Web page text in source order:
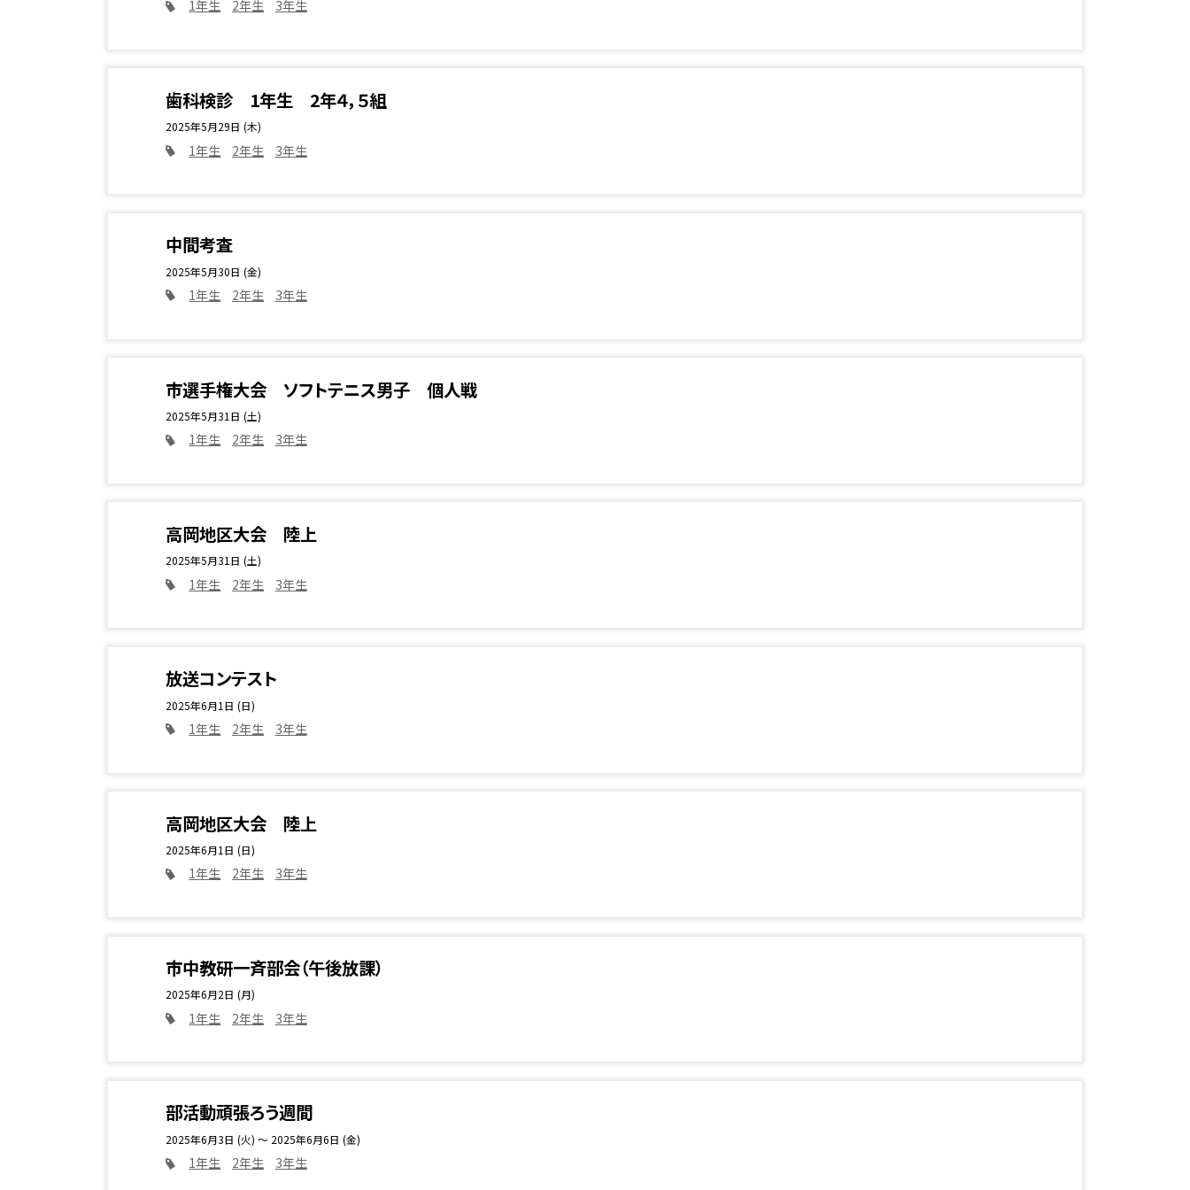
1年生 2年生 3年生
歯科検診 1年生 2年４，５組
2025年5月29日 (木)
1年生 2年生 3年生
中間考査
2025年5月30日 (金)
1年生 2年生 3年生
市選手権大会 ソフトテニス男子 個人戦
2025年5月31日 (土)
1年生 2年生 3年生
高岡地区大会 陸上
2025年5月31日 (土)
1年生 2年生 3年生
放送コンテスト
2025年6月1日 (日)
1年生 2年生 3年生
高岡地区大会 陸上
2025年6月1日 (日)
1年生 2年生 3年生
市中教研一斉部会（午後放課）
2025年6月2日 (月)
1年生 2年生 3年生
部活動頑張ろう週間
2025年6月3日 (火) ～ 2025年6月6日 (金)
1年生 2年生 3年生